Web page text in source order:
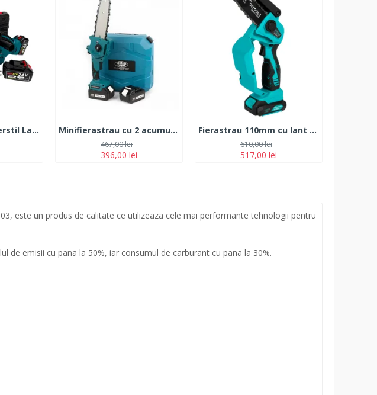
Drujba Electrica Werstil Lama 30CM, cu 2 Acumulatori 24V, 5Ah, Albastra Minifierastrau cu 2 acumulatori Vermark Starke 24 V, 6 Ah. 20cm Lama.
396,00 lei
467,00 lei
Fierastrau 110mm cu lant si acumulator 18V 2Ah
517,00 lei
610,00 lei
este un produs de calitate ce utilizeaza cele mai performante tehnologii pentru
emisii cu pana la 50%, iar consumul de carburant cu pana la 30%.